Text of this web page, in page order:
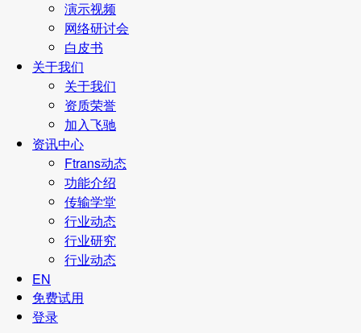
演示视频
网络研讨会
白皮书
关于我们
关于我们
资质荣誉
加入飞驰
资讯中心
Ftrans动态
功能介绍
传输学堂
行业动态
行业研究
行业动态
EN
免费试用
登录